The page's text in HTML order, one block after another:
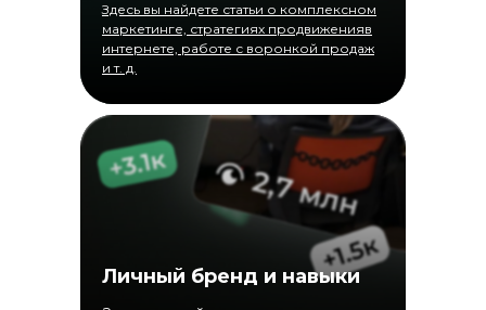
Здесь вы найдете статьи о комплексном
маркетинге, стратегиях продвиженияв
интернете, работе с воронкой продаж
и т. д.
Личный бренд и навыки